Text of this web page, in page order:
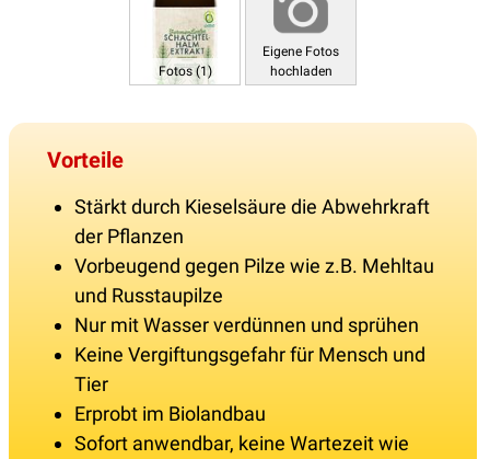
Fotos (1)
Eigene Fotos
hochladen
Vorteile
Stärkt durch Kieselsäure die Abwehrkraft
der Pflanzen
Vorbeugend gegen Pilze wie z.B. Mehltau
und Russtaupilze
Nur mit Wasser verdünnen und sprühen
Keine Vergiftungsgefahr für Mensch und
Tier
Erprobt im Biolandbau
Sofort anwendbar, keine Wartezeit wie